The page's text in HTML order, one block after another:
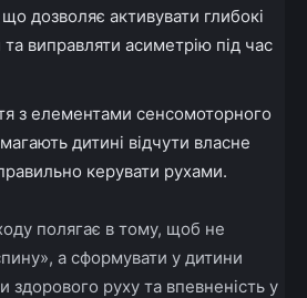
дозволяє активувати глибокі
та виправляти асиметрію під час
з елементами сенсомоторного
дитині відчути власне
керувати рухами.
полягає в тому, щоб не
а сформувати у дитини
здорового руху та впевненість у